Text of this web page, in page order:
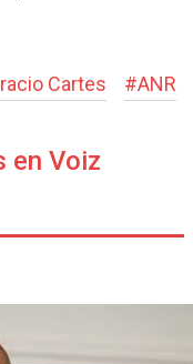
Cartes #ANR
en Voiz